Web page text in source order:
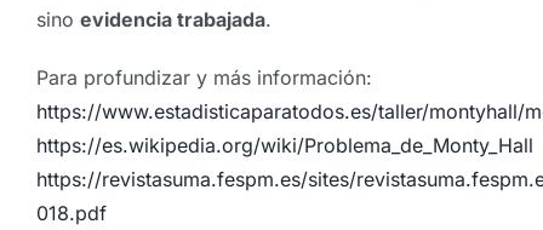
sino evidencia trabajada.
Para profundizar y más información:
https://www.estadisticaparatodos.es/taller/montyhall/
https://es.wikipedia.org/wiki/Problema_de_Monty_Hall
https://revistasuma.fespm.es/sites/
018.pdf